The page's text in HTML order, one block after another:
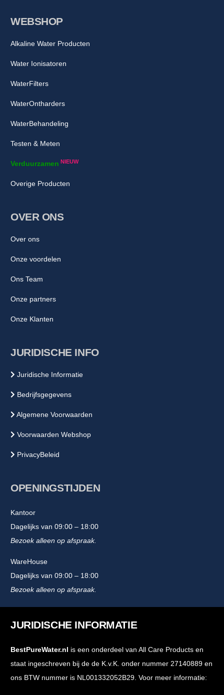
WEBSHOP
Alkaline Water Producten
Water Ionisatoren
WaterFilters
WaterOntharders
WaterBehandeling
Testen & Meten
Verduurzamen NIEUW
Overige Producten
OVER ONS
Over ons
Onze voordelen
Ons Team
Onze partners
Onze Klanten
JURIDISCHE INFO
Juridische Informatie
Bedrijfsgegevens
Algemene Voorwaarden
Voorwaarden Webshop
PrivacyBeleid
OPENINGSTIJDEN
Kantoor
Dagelijks van 09:00 – 18:00
Bezoek alleen op afspraak.
WareHouse
Dagelijks van 09:00 – 18:00
Bezoek alleen op afspraak.
JURIDISCHE INFORMATIE
BestPureWater.nl is een onderdeel van All Care Products en
staat ingeschreven bij de de K.v.K. onder nummer 27140889 en
ons BTW nummer is NL001332052B29. Voor meer informatie: